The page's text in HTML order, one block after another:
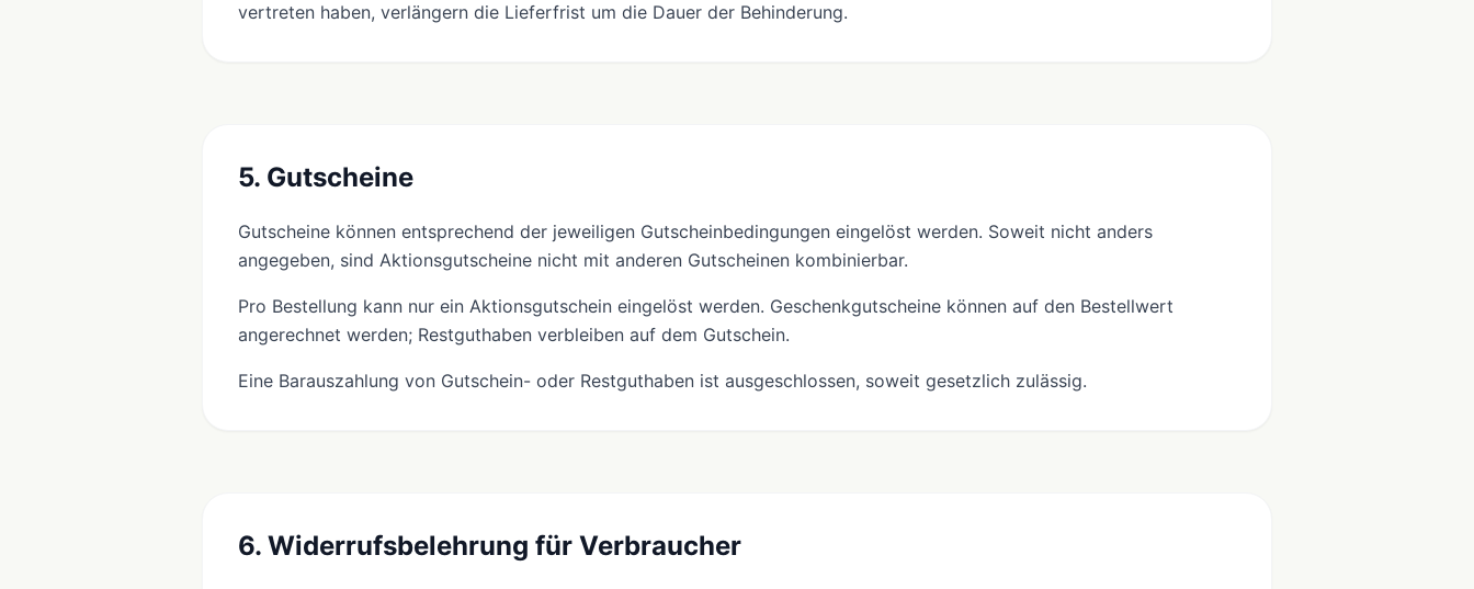
vertreten haben, verlängern die Lieferfrist um die Dauer der Behinderung.
5. Gutscheine
Gutscheine können entsprechend der jeweiligen Gutscheinbedingungen eingelöst werden. Soweit nicht anders
angegeben, sind Aktionsgutscheine nicht mit anderen Gutscheinen kombinierbar.
Pro Bestellung kann nur ein Aktionsgutschein eingelöst werden. Geschenkgutscheine können auf den Bestellwert
angerechnet werden; Restguthaben verbleiben auf dem Gutschein.
Eine Barauszahlung von Gutschein- oder Restguthaben ist ausgeschlossen, soweit gesetzlich zulässig.
6. Widerrufsbelehrung für Verbraucher